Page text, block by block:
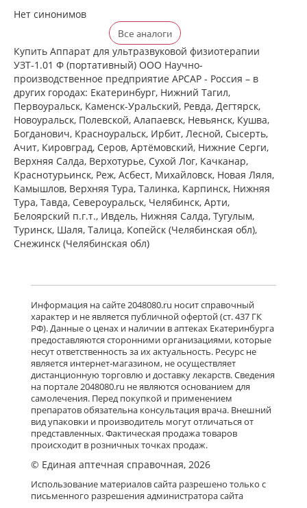
Нет синонимов
Все аналоги
Купить Аппарат для ультразвуковой физиотерапии
УЗТ-1.01 Ф (портативный) ООО Научно-
производственное предприятие АРСАР - Россия – в
других городах: Екатеринбург, Нижний Тагил,
Первоуральск, Каменск-Уральский, Ревда, Дегтярск,
Новоуральск, Полевской, Алапаевск, Невьянск, Кушва,
Богданович, Красноуральск, Ирбит, Лесной, Сысерть,
Ачит, Кировград, Серов, Артёмовский, Нижние Cерги,
Верхняя Салда, Верхотурье, Сухой Лог, Качканар,
Краснотурьинск, Реж, Асбест, Михайловск, Новая Ляля,
Камышлов, Верхняя Тура, Талинка, Карпинск, Нижняя
Тура, Тавда, Североуральск, Челябинск, Арти,
Белоярский п.г.т., Ивдель, Нижняя Салда, Тугулым,
Туринск, Шаля, Талица, Копейск (Челябинская обл),
Снежинск (Челябинская обл)
Информация на сайте 2048080.ru носит справочный
характер и не является публичной офертой (ст. 437 ГК
РФ). Данные о ценах и наличии в аптеках Екатеринбурга
предоставляются сторонними организациями, которые
несут ответственность за их актуальность. Ресурс не
является интернет-магазином, не осуществляет
дистанционную торговлю и доставку лекарств. Сведения
на портале 2048080.ru не являются основанием для
самолечения. Перед покупкой и применением
препаратов обязательна консультация врача. Внешний
вид упаковки и производитель могут отличаться от
представленных. Фактическая продажа товаров
происходит в розничных точках продаж.
© Единая аптечная справочная, 2026
Использование материалов сайта разрешено только с
письменного разрешения администратора сайта